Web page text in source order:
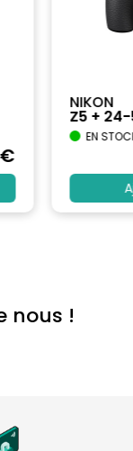
€
NIKON
Z5 +
EN
nous !